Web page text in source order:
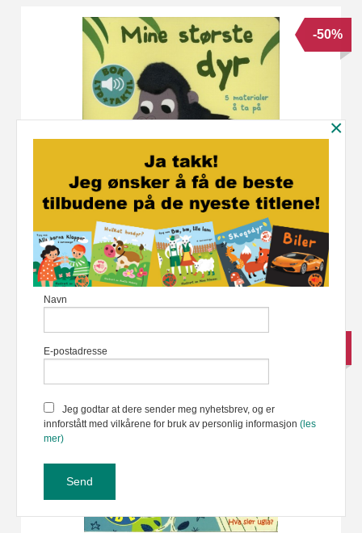
Mine største dyr - Taktil bok med lyd
100,00
199,00
Rabatt
-50%
Kjøp
×
Navn
E-postadresse
Jeg godtar at dere sender meg nyhetsbrev, og er
innforstått med vilkårene for bruk av personlig informasjon(les
mer)